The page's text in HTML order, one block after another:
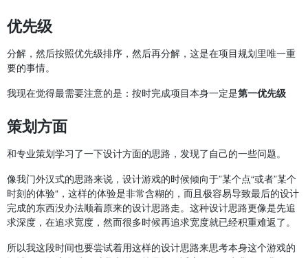
优先级
分解，然后按照优先级排序，然后再分解，这是在项目规划里唯一重
要的事情。
我现在觉得最需要注意的是：按时完成项目本身一定是第一优先级
策划方面
和专业策划学习了一下设计方面的思路，发现了自己的一些问题。
像我门外汉式的思路来说，设计游戏的时候倾向于”某个点“或者”某个
时刻的体验“，这样的体验是非常含糊的，而且极容易导致最后的设计
完成的东西没办法顺着原来的设计思路走。这种设计思路更像是先追
求深度，在追求宽度，然而很多时候再追求宽度就已经积重难返了。
所以我这段时间也要尝试着用这样的设计思路来思考本身这个游戏的